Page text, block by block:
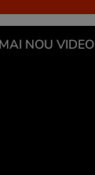
NOU VIDEO